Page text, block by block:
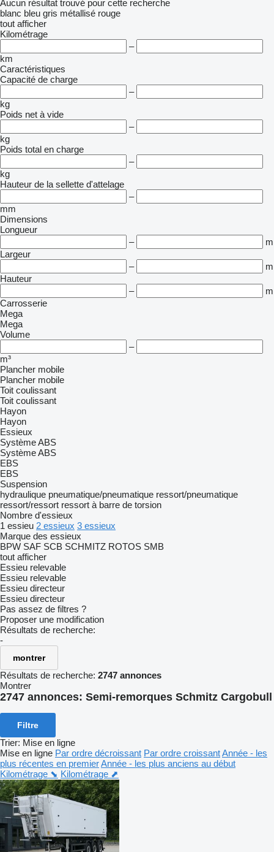
Aucun résultat trouvé pour cette recherche
blanc bleu gris métallisé rouge
tout afficher
Kilométrage
–
km
Caractéristiques
Capacité de charge
–
kg
Poids net à vide
–
kg
Poids total en charge
–
kg
Hauteur de la sellette d'attelage
–
mm
Dimensions
Longueur
–
m
Largeur
–
m
Hauteur
–
m
Carrosserie
Mega
Mega
Volume
–
m³
Plancher mobile
Plancher mobile
Toit coulissant
Toit coulissant
Hayon
Hayon
Essieux
Système ABS
Système ABS
EBS
EBS
Suspension
hydraulique pneumatique/pneumatique ressort/pneumatique
ressort/ressort ressort à barre de torsion
Nombre d'essieux
1 essieu 2 essieux 3 essieux
Marque des essieux
BPW SAF SCB SCHMITZ ROTOS SMB
tout afficher
Essieu relevable
Essieu relevable
Essieu directeur
Essieu directeur
Pas assez de filtres ?
Proposer une modification
Résultats de recherche:
-
montrer
Résultats de recherche: 2747 annonces
Montrer
2747 annonces: Semi-remorques Schmitz Cargobull
Filtre
Trier: Mise en ligne
Mise en ligne Par ordre décroissant Par ordre croissantAnnée - les
plus récentes en premierAnnée - les plus anciens au début
Kilométrage ⬊ Kilométrage ⬈